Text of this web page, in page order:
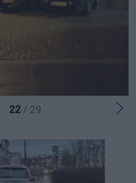
22 / 29